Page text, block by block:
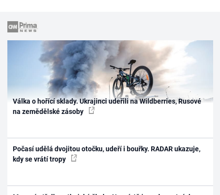
Válka o hořící sklady. Ukrajinci udeřili na Wildberries, Rusové
na zemědělské zásoby
Počasí udělá dvojitou otočku, udeří i bouřky. RADAR ukazuje,
kdy se vrátí tropy